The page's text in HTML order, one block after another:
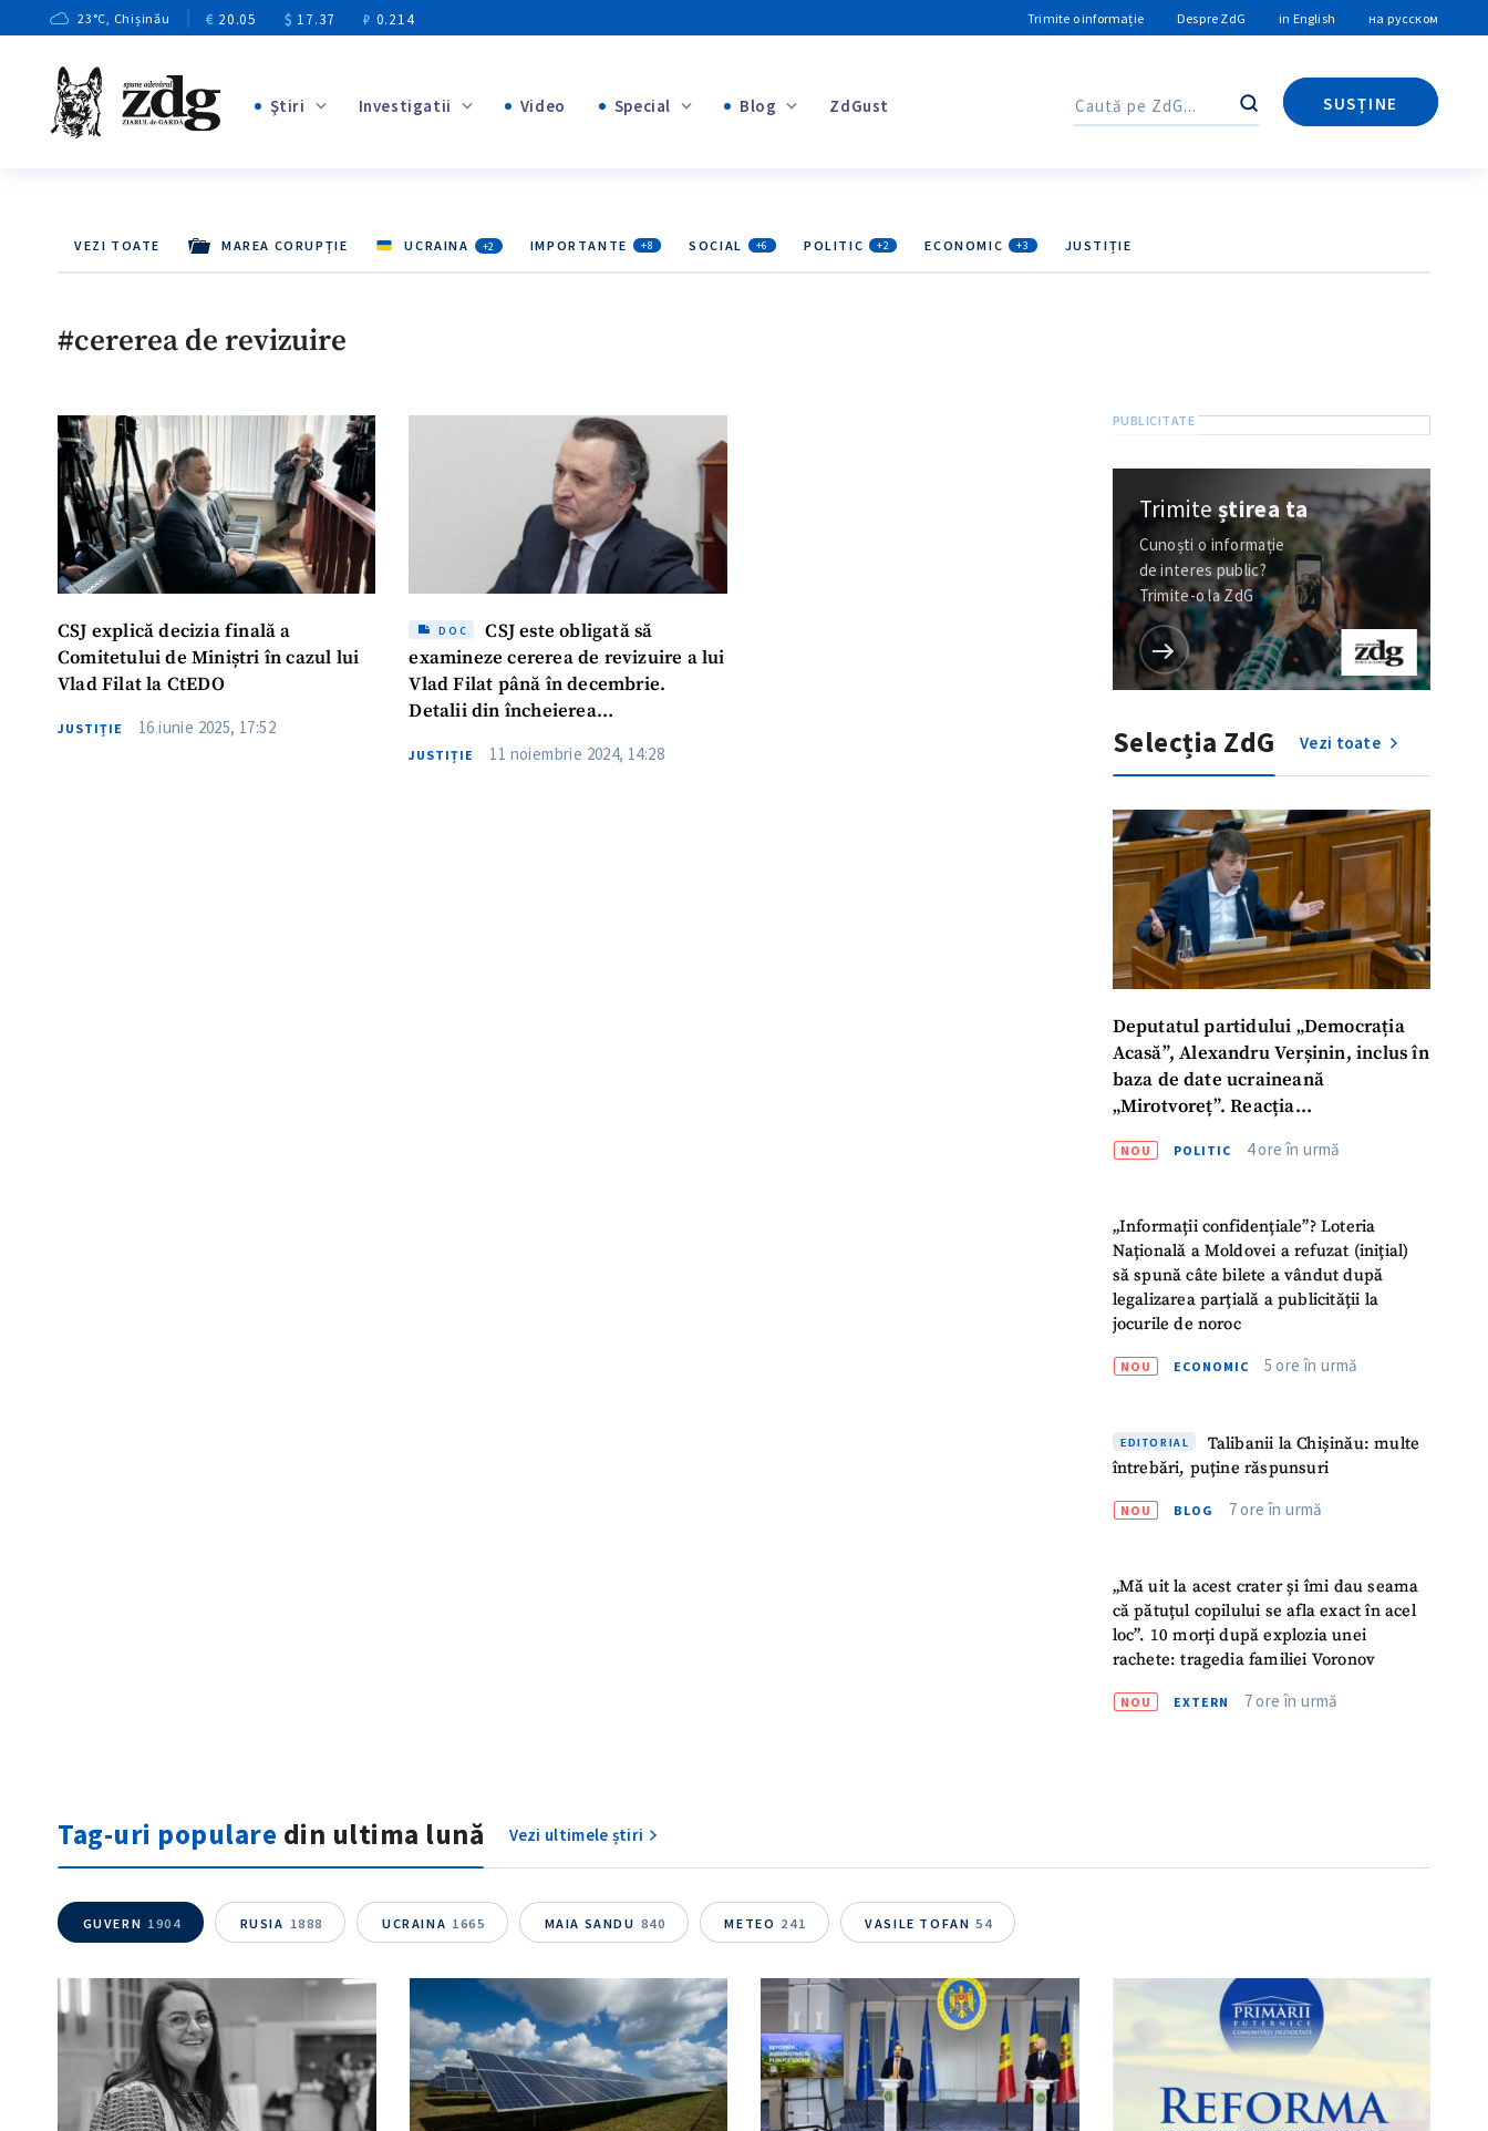
23 °C, Chișinău € 20.05 $ 17.37 ₽ 0.214 Trimite o informație Despre ZdG in English на русском
Ştiri Investigatii Video Special Blog ZdGust Caută
SUSȚINE
Caută
VEZI TOATE MAREA CORUPȚIE UCRAINA +2 IMPORTANTE +8 SOCIAL +6 POLITIC +2 ECONOMIC +3 JUSTIȚIE
#cererea de revizuire
CSJ explică decizia finală a
Comitetului de Miniștri în cazul lui
Vlad Filat la CtEDO
JUSTIȚIE 16 iunie 2025, 17:52
DOC
CSJ este obligată să
examineze cererea de revizuire a lui
Vlad Filat până în decembrie.
Detalii din încheierea
JUSTIȚIE 11 noiembrie 2024, 14:28
Trimiteștirea ta
Cunoști o informație
de interes public?
Trimite-o la ZdG
Selecția ZdG Vezi toate
Deputatul partidului „Democrația
Acasă”, Alexandru Verșinin, inclus în
baza de date ucraineană
„Mirotvoreț”. Reacția
NOU POLITIC 4 ore în urmă
„Informații confidențiale”? Loteria
Națională a Moldovei a refuzat (inițial)
să spună câte bilete a vândut după
legalizarea parțială a publicității la
jocurile de noroc
NOU ECONOMIC 5 ore în urmă
EDITORIAL
Talibanii la Chișinău: multe
întrebări, puține răspunsuri
NOU BLOG 7 ore în urmă
„Mă uit la acest crater și îmi dau seama
că pătuțul copilului se afla exact în acel
loc”. 10 morți după explozia unei
rachete: tragedia familiei Voronov
NOU EXTERN 7 ore în urmă
Tag-uri populare din ultima lună Vezi ultimele știri
GUVERN 1904 RUSIA 1888 UCRAINA 1665 MAIA SANDU 840 METEO 241 VASILE TOFAN 54
+ Link media
Mesajul știrei + Mesajul știrei
Am citit și sunt de acord cu
politica de
confidențialitate.
TRIMITE ȘTIREA